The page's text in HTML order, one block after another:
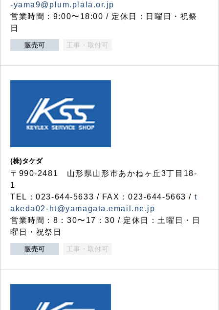
-yama9@plum.plala.or.jp
営業時間：9:00〜18:00 / 定休日：日曜日・祝祭
日
販売可 工事・取付可
(株)タケダ
〒990-2481 山形県山形市あかねヶ丘3丁目18-
1
TEL：023-644-5633 / FAX：023-644-5663 / t
akeda02-ht@yamagata.email.ne.jp
営業時間：8：30〜17：30 / 定休日：土曜日・日
曜日・祝祭日
販売可 工事・取付可